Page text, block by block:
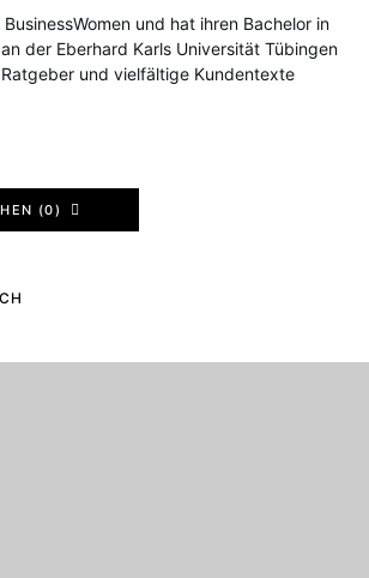
und hat ihren Bachelor in
der Eberhard Karls Universität Tübingen
und vielfältige Kundentexte
(0)